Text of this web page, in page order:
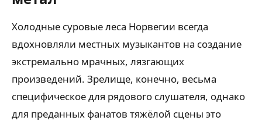
Холодные суровые леса Норвегии всегда
вдохновляли местных музыкантов на создание
экстремально мрачных, лязгающих
произведений. Зрелище, конечно, весьма
специфическое для рядового слушателя, однако
для преданных фанатов тяжёлой сцены это